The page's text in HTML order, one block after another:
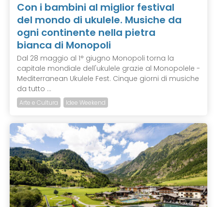
Con i bambini al miglior festival
del mondo di ukulele. Musiche da
ogni continente nella pietra
bianca di Monopoli
Dal 28 maggio al 1° giugno Monopoli torna la
capitale mondiale dell'ukulele grazie al Monopolele -
Mediterranean Ukulele Fest. Cinque giorni di musiche
da tutto ...
Arte e Cultura Idee Weekend